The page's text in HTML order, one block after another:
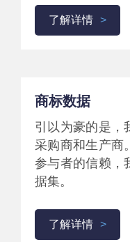
了解详情
商标数据
引以为豪的是，
采购商和生产商
参与者的信赖，
据集。
了解详情